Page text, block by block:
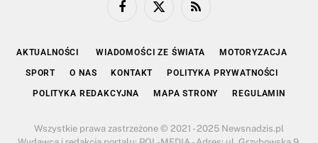
FacebookX
RSS
AKTUALNOŚCI WIADOMOŚCI ZE ŚWIATA MOTORYZACJA
SPORT O NAS KONTAKT POLITYKA PRYWATNOŚCI
POLITYKA REDAKCYJNA MAPA STRONY REGULAMIN
Wszystkie prawa zastrzeżone © 2021 - 2025 Newsnadzis.pl